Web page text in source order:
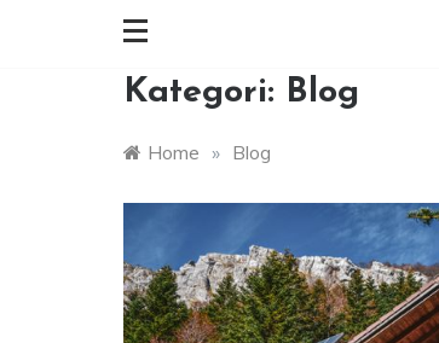
Kategori: Blog
Home » Blog